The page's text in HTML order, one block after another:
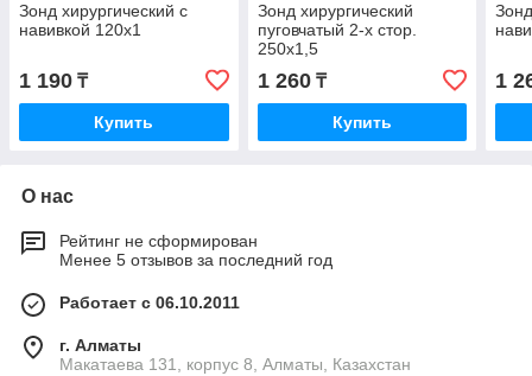
Зонд хирургический с
навивкой 120х1
1 190 ₸
Купить
Зонд хирургический
пуговчатый 2-х стор.
250х1,5
1 260₸
Купить
1
О нас
Рейтинг не сформирован
Менее 5 отзывов за последний год
Работает с 06.10.2011
г. Алматы
Макатаева 131, корпус 8, Алматы, Казахстан